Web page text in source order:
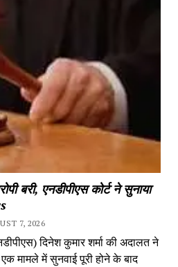
बरी, एनडीपीएस कोर्ट ने सुनाया
7, 2026
दिनेश कुमार शर्मा की अदालत ने
मामले में सुनवाई पूरी होने के बाद